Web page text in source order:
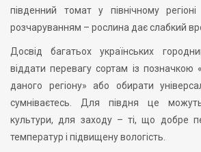
південний томат у північному
розчаруванням – рослина дає слабкий
Досвід багатьох українських
віддати перевагу сортам із позначкою
даного регіону» або обирати
сумніваєтесь. Для півдня це можуть
культури, для заходу – ті, що добре
температур і підвищену вологість.